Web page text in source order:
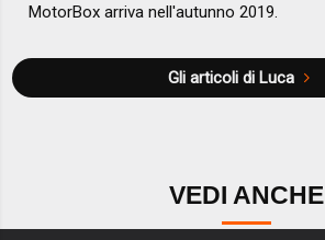
MotorBox arriva nell'autunno 2019.
Gli articoli di Luca
VEDI ANCHE